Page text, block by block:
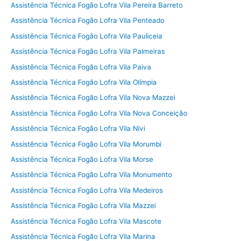
Assistência Técnica Fogão Lofra Vila Pereira Barreto
Assistência Técnica Fogão Lofra Vila Penteado
Assistência Técnica Fogão Lofra Vila Pauliceia
Assistência Técnica Fogão Lofra Vila Palmeiras
Assistência Técnica Fogão Lofra Vila Paiva
Assistência Técnica Fogão Lofra Vila Olímpia
Assistência Técnica Fogão Lofra Vila Nova Mazzei
Assistência Técnica Fogão Lofra Vila Nova Conceição
Assistência Técnica Fogão Lofra Vila Nivi
Assistência Técnica Fogão Lofra Vila Morumbi
Assistência Técnica Fogão Lofra Vila Morse
Assistência Técnica Fogão Lofra Vila Monumento
Assistência Técnica Fogão Lofra Vila Medeiros
Assistência Técnica Fogão Lofra Vila Mazzei
Assistência Técnica Fogão Lofra Vila Mascote
Assistência Técnica Fogão Lofra Vila Marina